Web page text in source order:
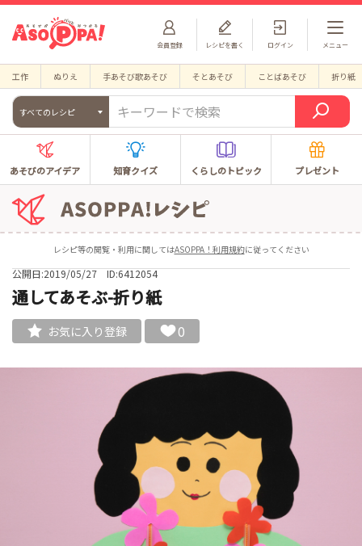
会員登録 ログイン
レシピを書く メニュー
工作 ぬりえ 手あそび歌あそび そとあそび ことばあそび 折り紙
すべてのレシピ
あそびのアイデア 知育クイズ くらしのトピック プレゼント
レシピ等の閲覧・利用に関してはASOPPA！利用規約に従ってください
公開日:2019/05/27 ID:6412054
通してあそぶ-折り紙
お気に入り登録 0